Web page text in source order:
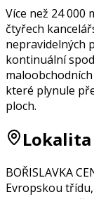
Více než 24 000
čtyřech
nepravidelných
kontinuální
které plynule
ploch.
BOŘISLAVKA
Evropskou